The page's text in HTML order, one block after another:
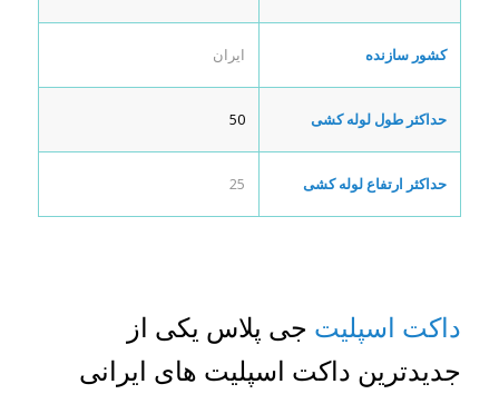
کشور سازنده ایران
حداکثر طول لوله کشی 50
حداکثر ارتفاع لوله کشی 25
داکت اسپلیت جی پلاس یکی از
جدیدترین داکت اسپلیت های ایرانی